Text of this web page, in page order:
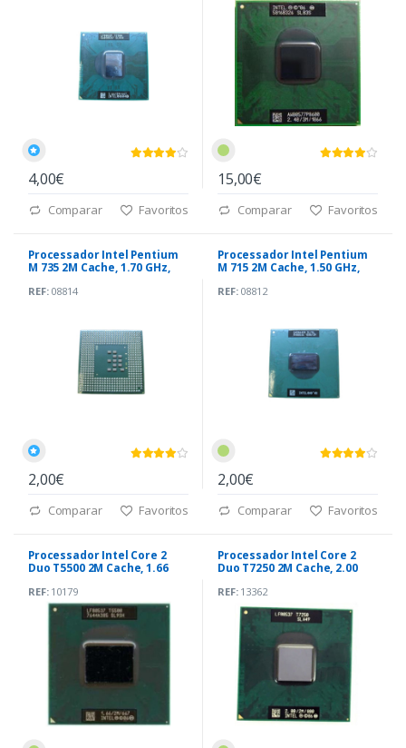
4,00€
Comparar Favoritos
15,00€
Comparar Favoritos
Processador Intel Pentium
M 735 2M Cache, 1.70 GHz,
REF:08814
2,00€
Comparar Favoritos
Processador Intel Pentium
M 715 2M Cache, 1.50 GHz,
REF:08812
2,00€
Comparar Favoritos
Processador Intel Core 2
Duo T5500 2M Cache, 1.66
REF:10179
Processador Intel Core 2
Duo T7250 2M Cache, 2.00
REF:13362